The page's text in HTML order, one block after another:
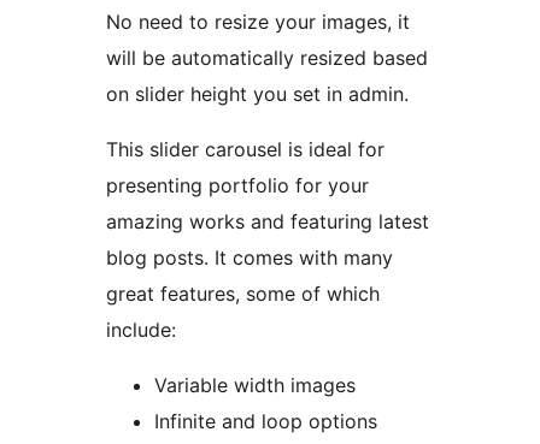
No need to resize your images, it
will be automatically resized based
on slider height you set in admin.
This slider carousel is ideal for
presenting portfolio for your
amazing works and featuring latest
blog posts. It comes with many
great features, some of which
include:
Variable width images
Infinite and loop options